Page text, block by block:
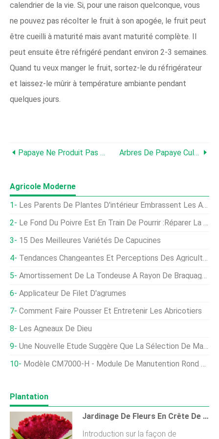
calendrier de la vie. Si, pour une raison quelconque, vous
ne pouvez pas récolter le fruit à son apogée, le fruit peut
être cueilli à maturité mais avant maturité complète. Il
peut ensuite être réfrigéré pendant environ 2-3 semaines.
Quand tu veux manger le fruit, sortez-le du réfrigérateur
et laissez-le mûrir à température ambiante pendant
quelques jours.
Papaye Ne Produit Pas De Fruits :comment Faire Un Fruit De Papaye Arbres De Papaye Cultivés En Conteneur - Conseils Pour Faire Pousser Un Arbre De Papaye Dans Un Pot
Agricole Moderne
Les Parents De Plantes D'intérieur Embrassent Les Armoires De Serre De Bricolage
Le Fond Du Poivre Est En Train De Pourrir :réparer La Pourriture Apicale Des Poivrons
15 Des Meilleures Variétés De Capucines
Tendances Changeantes Et Perceptions Des Agriculteurs Concernant Les Additifs Alimentaires
Amortissement De La Tondeuse À Rayon De Braquage Nul
Applicateur De Filet D'agrumes
Comment Faire Pousser Et Entretenir Les Abricotiers
Les Agneaux De Dieu
Une Nouvelle Étude Suggère Que La Sélection De Maïs Spécialisée Réduit Sa Capacité D'adaptation
Modèle CM7000-H - Module De Manutention Rond En Coton À 3 Points De Levage
Plantation
Jardinage De Fleurs En Crête De Coq Pour Les Débutants, Des Astuces
Introduction sur la façon de